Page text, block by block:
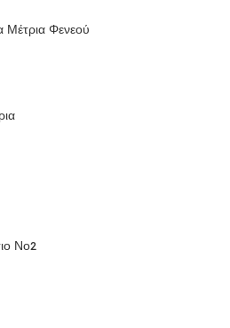
Μέτρια Φενεού
Νο2